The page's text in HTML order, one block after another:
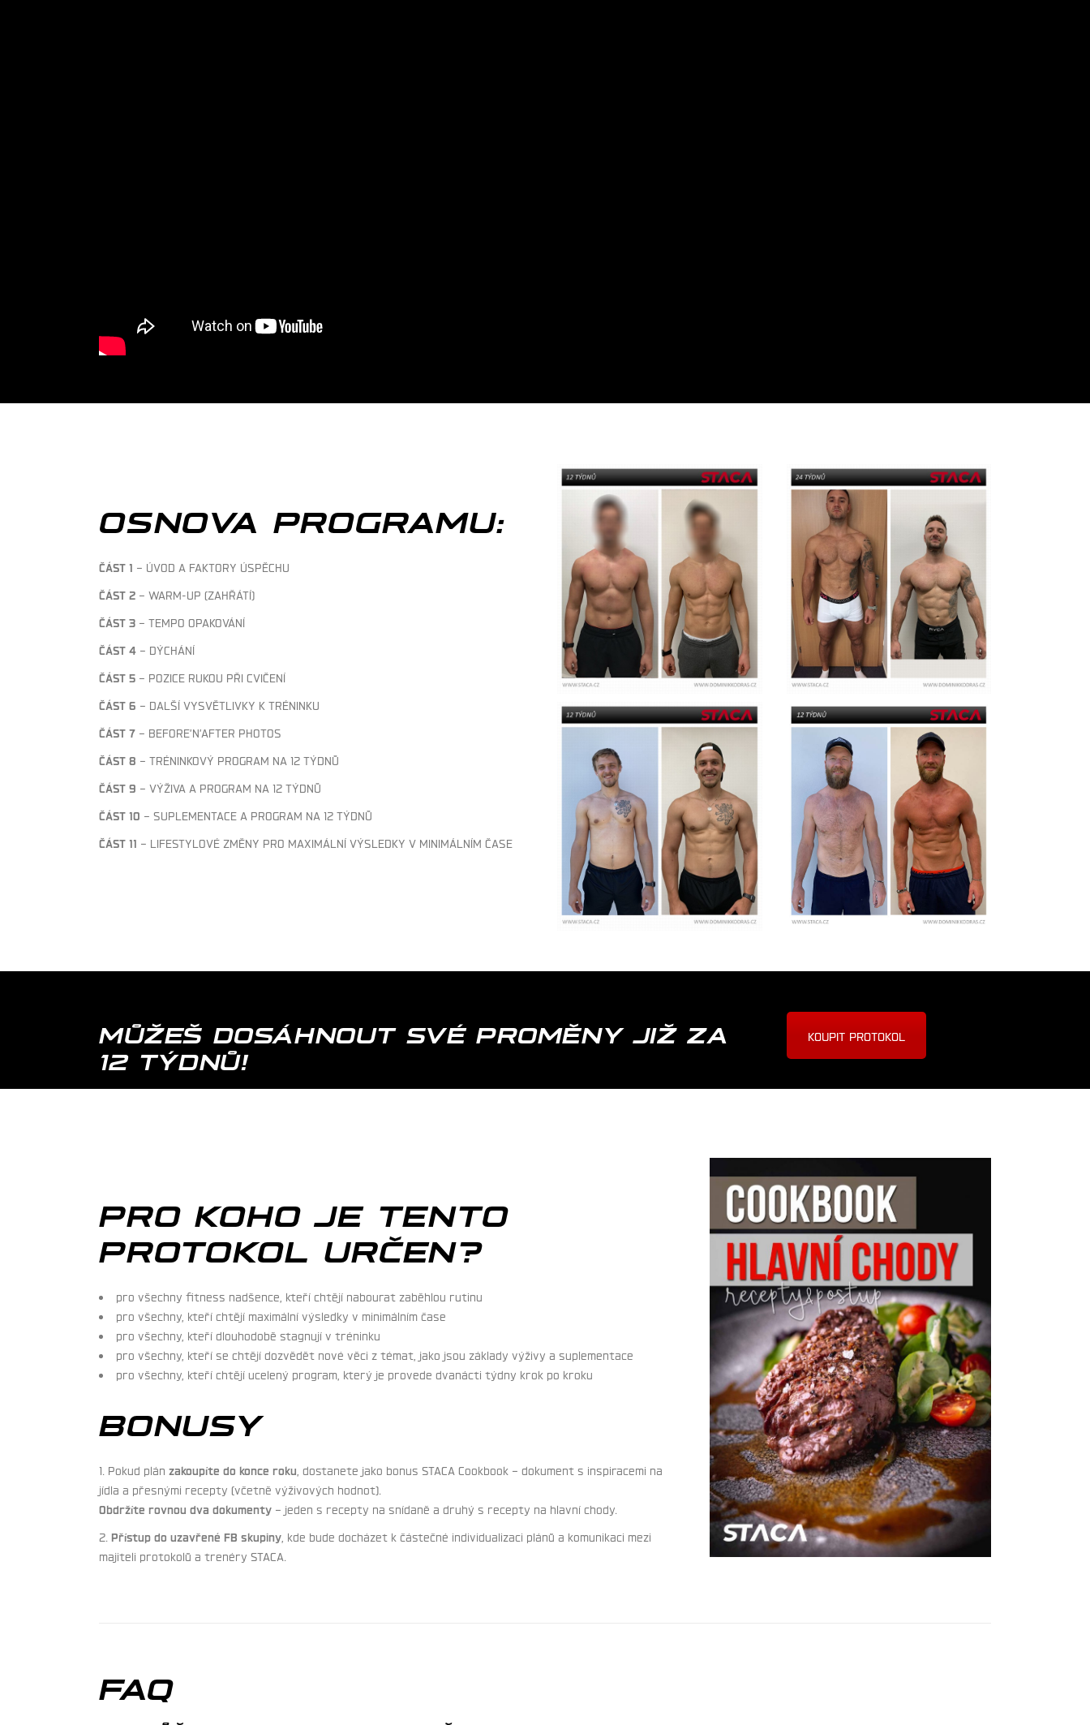
OSNOVA PROGRAMU:
ČÁST 1 – ÚVOD A FAKTORY ÚSPĚCHU
ČÁST 2 – WARM-UP (ZAHŘÁTÍ)
ČÁST 3 – TEMPO OPAKOVÁNÍ
ČÁST 4 – DÝCHÁNÍ
ČÁST 5 – POZICE RUKOU PŘI CVIČENÍ
ČÁST 6 – DALŠÍ VYSVĚTLIVKY K TRÉNINKU
ČÁST 7 – BEFORE’N’AFTER PHOTOS
ČÁST 8 – TRÉNINKOVÝ PROGRAM NA 12 TÝDNŮ
ČÁST 9 – VÝŽIVA A PROGRAM NA 12 TÝDNŮ
ČÁST 10 – SUPLEMENTACE A PROGRAM NA 12 TÝDNŮ
ČÁST 11 – LIFESTYLOVÉ ZMĚNY PRO MAXIMÁLNÍ VÝSLEDKY V MINIMÁLNÍM ČASE
MŮŽEŠ DOSÁHNOUT SVÉ PROMĚNY JIŽ ZA
12 TÝDNŮ!
KOUPIT PROTOKOL
PRO KOHO JE TENTO
PROTOKOL URČEN?
pro všechny fitness nadšence, kteří chtějí nabourat zaběhlou rutinu
pro všechny, kteří chtějí maximální výsledky v minimálním čase
pro všechny, kteří dlouhodobě stagnují v tréninku
pro všechny, kteří se chtějí dozvědět nové věci z témat, jako jsou základy výživy a suplementace
pro všechny, kteří chtějí ucelený program, který je provede dvanácti týdny krok po kroku
BONUSY
1. Pokud plán zakoupíte do konce roku , dostanete jako bonus STACA Cookbook – dokument s inspiracemi na
jídla a přesnými recepty (včetně výživových hodnot).
Obdržíte rovnou dva dokumenty – jeden s recepty na snídaně a druhý s recepty na hlavní chody.
2. Přístup do uzavřené FB skupiny , kde bude docházet k částečné individualizaci plánů a komunikaci mezi
majiteli protokolů a trenéry STACA.
FAQ